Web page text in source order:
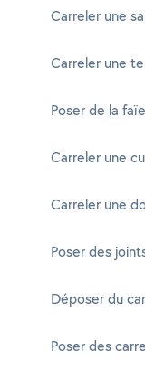
Carreler une
Carreler une
Poser de la
Carreler une
Carreler une
Poser des
Déposer du
Poser des